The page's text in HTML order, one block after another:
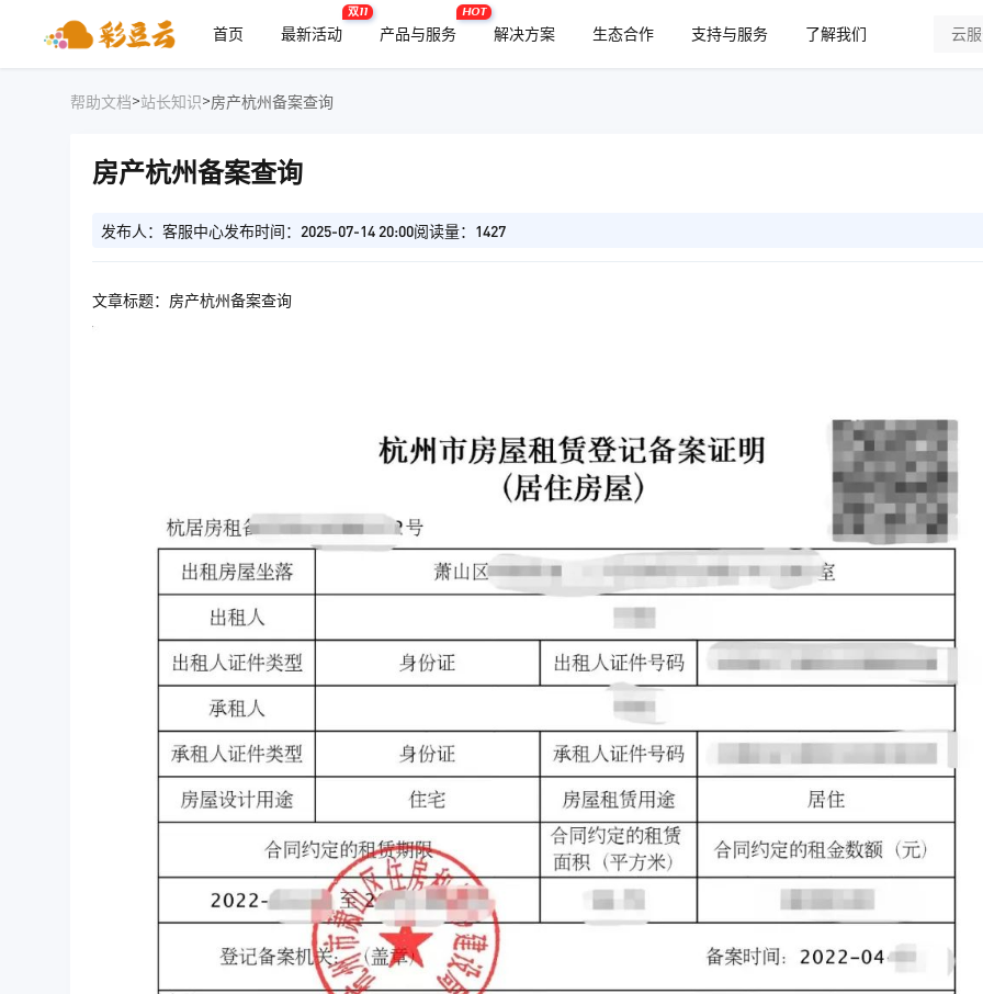
首页 最新活动
双11
产品与服务
HOT
解决方案 生态合作 支持与服务 了解我们
帮助文档>站长知识>房产杭州备案查询
房产杭州备案查询
发布人：客服中心发布时间：2025-07-14 20:00阅读量：1427
文章标题：房产杭州备案查询